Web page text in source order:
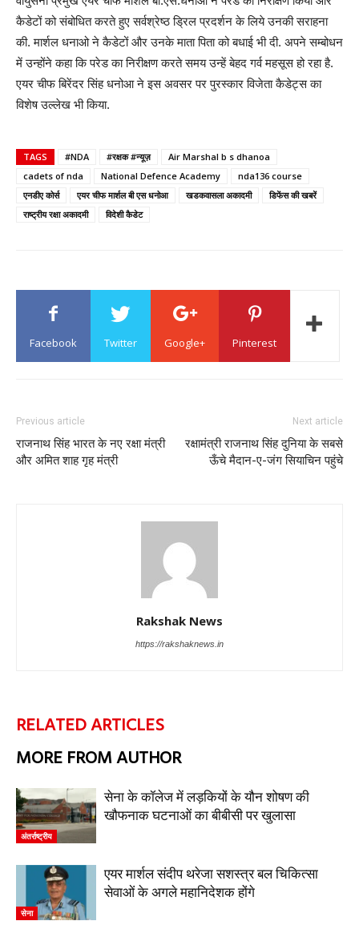
कैडेटों को संबोधित करते हुए सर्वश्रेष्ठ ड्रिल प्रदर्शन के लिये उनकी सराहना
की. मार्शल धनाओ ने कैडेटों और उनके माता पिता को बधाई भी दी. अपने सम्बोधन
में उन्होंने कहा कि परेड का निरीक्षण करते समय उन्हें बेहद गर्व महसूस हो रहा है.
एयर चीफ बिरेंदर सिंह धनोआ ने इस अवसर पर पुरस्कार विजेता कैडेट्स का
विशेष उल्लेख भी किया.
TAGS #NDA #रक्षक #न्यूज़
Air Marshal b s dhanoa
cadets of nda
National Defence Academy
nda136 course
एनडीए कोर्स
एयर चीफ मार्शल बी एस धनोआ खडकवासला अकादमी
डिफेंस की खबरें
राष्ट्रीय रक्षा अकादमी
विदेशी कैडेट
Facebook Twitter Google+ Pinterest
Previous article
राजनाथ सिंह भारत के नए रक्षा मंत्री
और अमित शाह गृह मंत्री
Next article
रक्षामंत्री राजनाथ सिंह दुनिया के सबसे
ऊँचे मैदान-ए-जंग सियाचिन पहुंचे
Rakshak News
https://rakshaknews.in
RELATED ARTICLES
MORE FROM AUTHOR
अंतर्राष्ट्रीय
सेना के कॉलेज में लड़कियों के यौन शोषण की
खौफनाक घटनाओं का बीबीसी पर खुलासा
सेना
एयर मार्शल संदीप थरेजा सशस्त्र बल चिकित्सा
सेवाओं के अगले महानिदेशक होंगे